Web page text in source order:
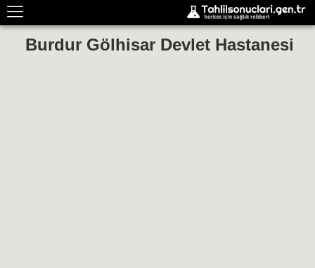
Burdur Gölhisar Devlet Hastanesi